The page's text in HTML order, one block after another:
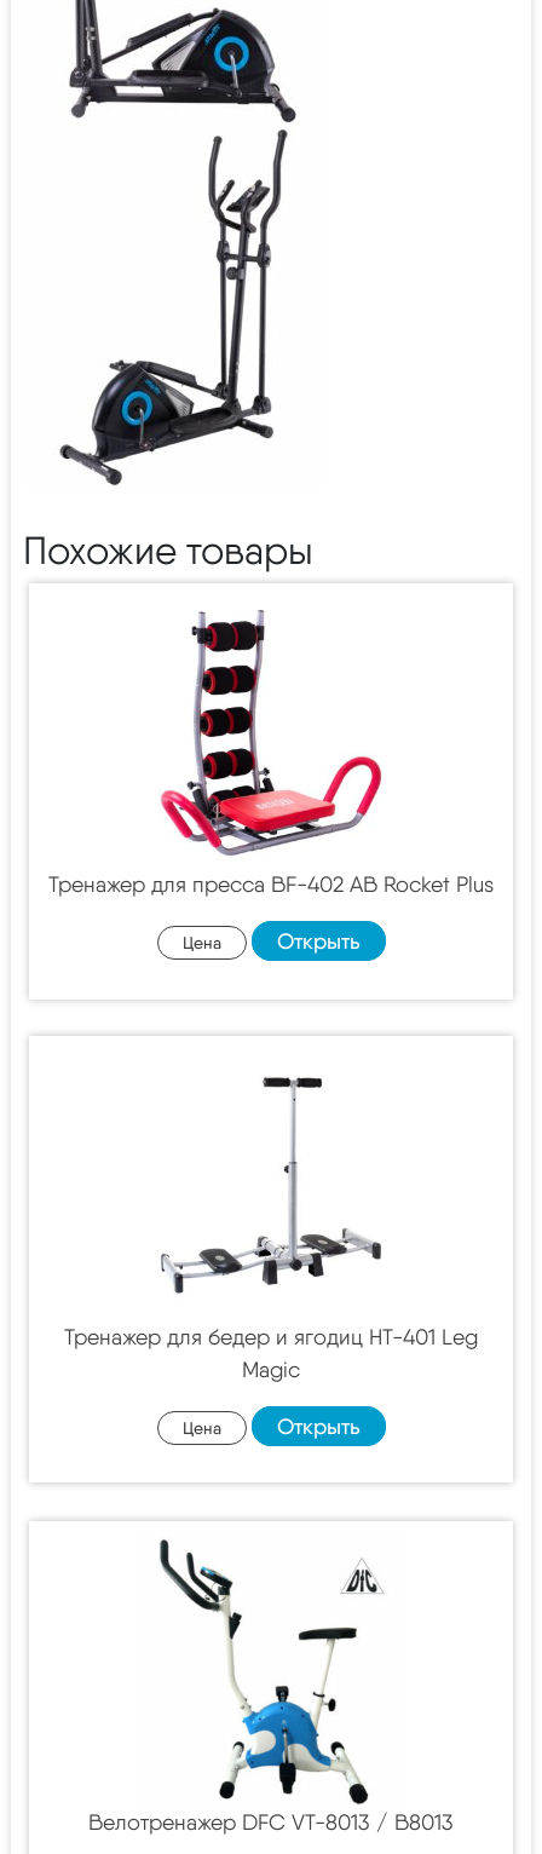
Похожие товары
Тренажер для пресса BF-402 AB Rocket Plus
Цена Открыть
Тренажер для бедер и ягодиц HT-401 Leg
Magic
Цена Открыть
Велотренажер DFC VT-8013 / B8013